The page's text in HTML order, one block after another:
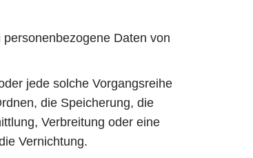
Daten von
jede solche Vorgangsreihe
die Speicherung, die
Verbreitung oder eine
Vernichtung.